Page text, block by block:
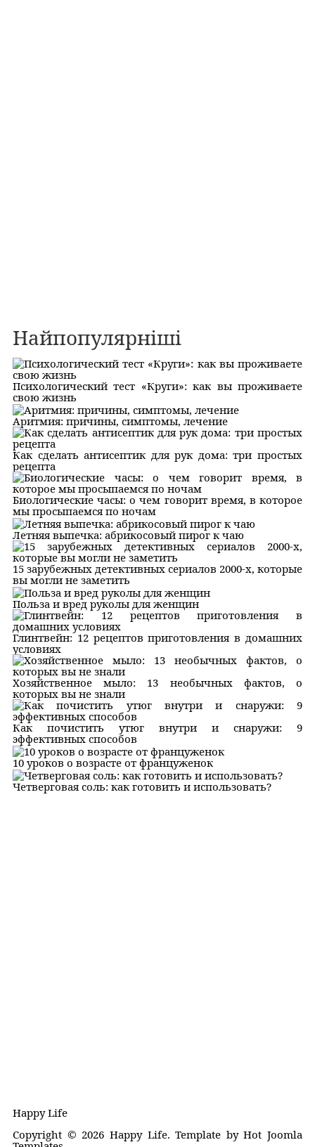
Найпопулярніші
Психологический тест «Круги»: как вы проживаете
свою жизнь
Аритмия: причины, симптомы, лечение
Как сделать антисептик для рук дома: три простых
рецепта
Биологические часы: о чем говорит время, в которое
мы просыпаемся по ночам
Летняя выпечка: абрикосовый пирог к чаю
15 зарубежных детективных сериалов 2000-х, которые
вы могли не заметить
Польза и вред руколы для женщин
Глинтвейн: 12 рецептов приготовления в домашних
условиях
Хозяйственное мыло: 13 необычных фактов, о
которых вы не знали
Как почистить утюг внутри и снаружи: 9
эффективных способов
10 уроков о возрасте от француженок
Четверговая соль: как готовить и использовать?
Happy Life
Copyright © 2026 Happy Life. Template by Hot Joomla